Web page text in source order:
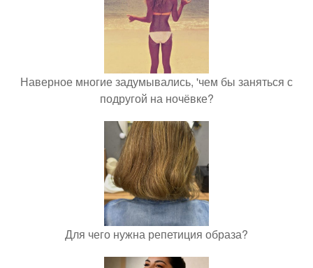
Наверное многие задумывались, 'чем бы заняться с
подругой на ночёвке?
Для чего нужна репетиция образа?